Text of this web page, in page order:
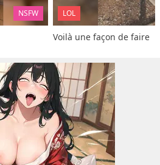
NSFW LOL
Voilà une façon de faire